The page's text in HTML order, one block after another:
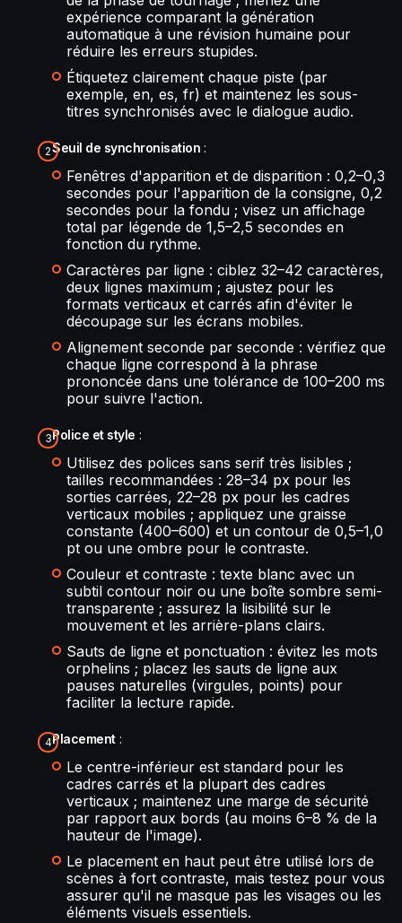
expérience comparant la génération
automatique à une révision humaine pour
réduire les erreurs stupides.
Étiquetez clairement chaque piste (par
exemple, en, es, fr) et maintenez les sous-
titres synchronisés avec le dialogue audio.
Seuil de synchronisation :
Fenêtres d'apparition et de disparition : 0,2–0,3
secondes pour l'apparition de la consigne, 0,2
secondes pour la fondu ; visez un affichage
total par légende de 1,5–2,5 secondes en
fonction du rythme.
Caractères par ligne : ciblez 32–42 caractères,
deux lignes maximum ; ajustez pour les
formats verticaux et carrés afin d'éviter le
découpage sur les écrans mobiles.
Alignement seconde par seconde : vérifiez que
chaque ligne correspond à la phrase
prononcée dans une tolérance de 100–200 ms
pour suivre l'action.
Police et style :
Utilisez des polices sans serif très lisibles ;
tailles recommandées : 28–34 px pour les
sorties carrées, 22–28 px pour les cadres
verticaux mobiles ; appliquez une graisse
constante (400–600) et un contour de 0,5–1,0
pt ou une ombre pour le contraste.
Couleur et contraste : texte blanc avec un
subtil contour noir ou une boîte sombre semi-
transparente ; assurez la lisibilité sur le
mouvement et les arrière-plans clairs.
Sauts de ligne et ponctuation : évitez les mots
orphelins ; placez les sauts de ligne aux
pauses naturelles (virgules, points) pour
faciliter la lecture rapide.
Placement:
Le centre-inférieur est standard pour les
cadres carrés et la plupart des cadres
verticaux ; maintenez une marge de sécurité
par rapport aux bords (au moins 6–8 % de la
hauteur de l'image).
Le placement en haut peut être utilisé lors de
scènes à fort contraste, mais testez pour vous
assurer qu'il ne masque pas les visages ou les
éléments visuels essentiels.